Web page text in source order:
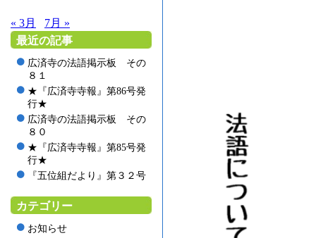
« 3月
7月 »
最近の記事
広済寺の法語掲示板 その
８１
★『広済寺寺報』第86号発
行★
広済寺の法語掲示板 その
８０
★『広済寺寺報』第85号発
行★
『五位組だより』第３２号
カテゴリー
お知らせ